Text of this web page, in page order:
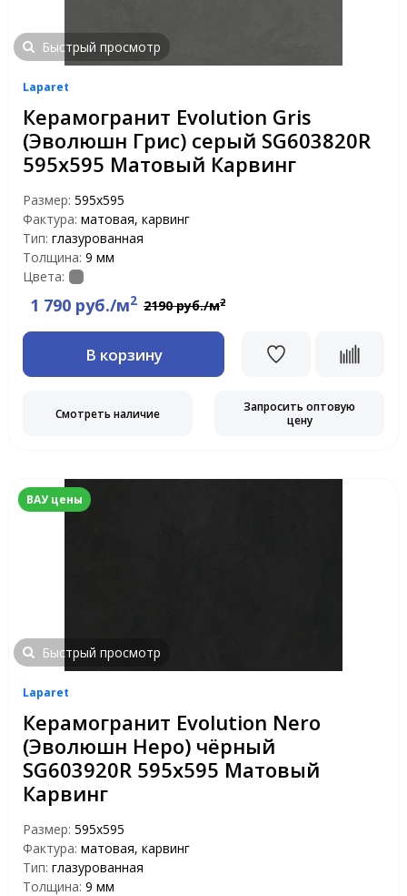
Быстрый просмотр
Laparet
Керамогранит Evolution Gris
(Эволюшн Грис) серый SG603820R
595x595 Матовый Карвинг
Размер: 595x595
Фактура: матовая, карвинг
Тип: глазурованная
Толщина: 9 мм
Цвета:
1 790 руб./м2 2190 руб./м2
В корзину
Смотреть наличие
Запросить оптовую
цену
ВАУ цены
Быстрый просмотр
Laparet
Керамогранит Evolution Nero
(Эволюшн Неро) чёрный
SG603920R 595x595 Матовый
Карвинг
Размер: 595x595
Фактура: матовая, карвинг
Тип: глазурованная
Толщина: 9 мм